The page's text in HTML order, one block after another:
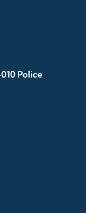
Police